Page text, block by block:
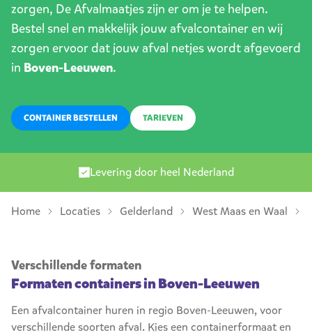
zorgen, De Afvalmaatjes zijn er om je te helpen.
Bestel snel en makkelijk jouw afvalcontainer en wij
zorgen ervoor dat jouw afval netjes wordt afgevoerd
in Boven-Leeuwen.
CONTAINER BESTELLEN TARIEVEN
Levering door heel Nederland
Home Locaties Gelderland West Maas en Waal
Verschillende formaten
Formaten containers in Boven-Leeuwen
Een afvalcontainer huren in regio Boven-Leeuwen, voor
verschillende soorten afval. Kies een containerformaat en